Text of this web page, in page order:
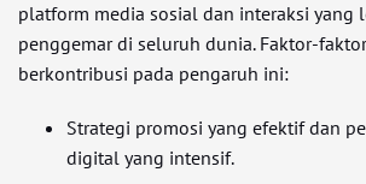
platform media sosial dan interaksi yang
penggemar di seluruh dunia. Faktor-
berkontribusi pada pengaruh ini:
Strategi promosi yang efektif dan
digital yang intensif.